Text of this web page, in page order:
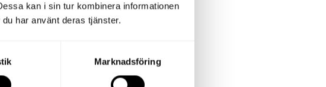
kan i sin tur kombinera informationen
har använt deras tjänster.
Marknadsföring
Postadress
Post postplats